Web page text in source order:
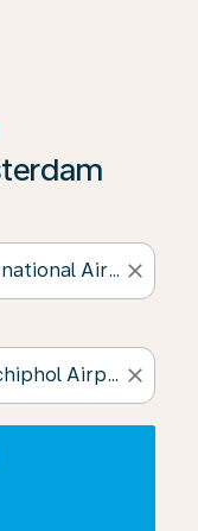
close
close
klik dan op